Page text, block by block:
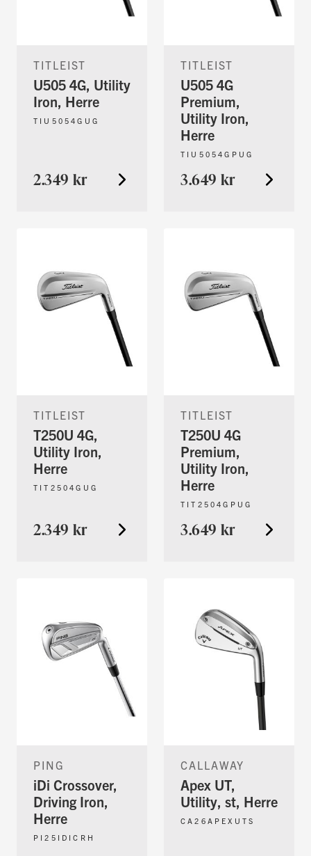
TITLEIST
U505 4G, Utility
Iron, Herre
TIU5054GUG
2.349 kr
TITLEIST
U505 4G
Premium,
Utility Iron,
Herre
TIU5054GPUG
3.649 kr
TITLEIST
T250U 4G,
Utility Iron,
Herre
TIT2504GUG
2.349 kr
TITLEIST
T250U 4G
Premium,
Utility Iron,
Herre
TIT2504GPUG
3.649 kr
PING
iDi Crossover,
Driving Iron,
Herre
PI25IDICRH
CALLAWAY
Apex UT,
Utility, st, Herre
CA26APEXUTS